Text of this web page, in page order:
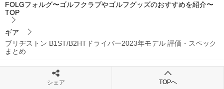
FOLGフォルグ〜ゴルフクラブやゴルフグッズのおすすめを紹介〜
TOP
ギア
ブリヂストン B1ST/B2HTドライバー2023年モデル 評価・スペック
まとめ
シェア TOPへ